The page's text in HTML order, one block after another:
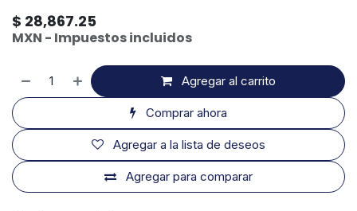
$ 28,867.25
MXN - Impuestos incluidos
Agregar al carrito
Comprar ahora
Agregar para comparar
Agregar a la lista de deseos